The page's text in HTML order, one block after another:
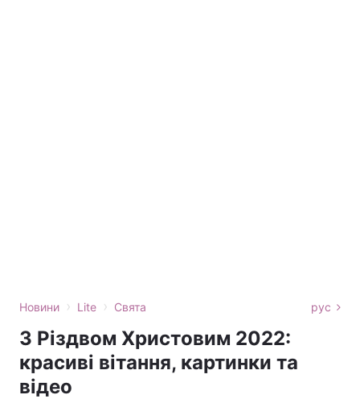
Новини › Lite › Свята рус
З Різдвом Христовим 2022:
красиві вітання, картинки та
відео